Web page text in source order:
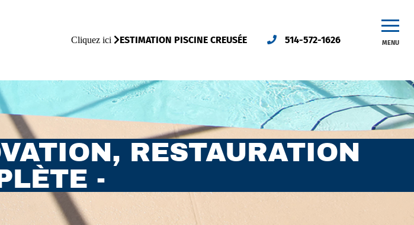
Cliquez ici ESTIMATION PISCINE CREUSÉE 514-572-1626
RESTAURATION
-
MENU